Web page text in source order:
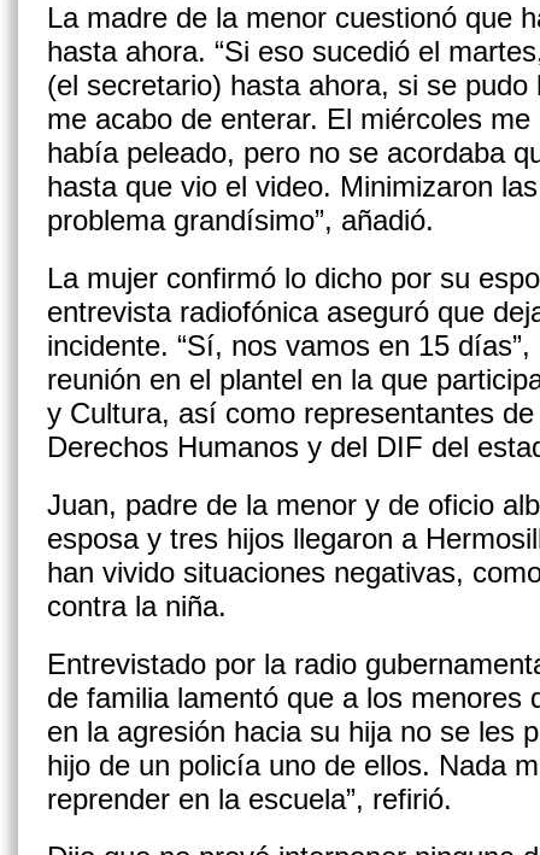
La madre de la menor cuestionó que
hasta ahora. “Si eso sucedió el
(el secretario) hasta ahora, si se
me acabo de enterar. El miércoles
había peleado, pero no se acordaba
hasta que vio el video. Minimizaron
problema grandísimo”, añadió.
La mujer confirmó lo dicho por su
entrevista radiofónica aseguró que
incidente. “Sí, nos vamos en 15
reunión en el plantel en la que
y Cultura, así como representantes
Derechos Humanos y del DIF del
Juan, padre de la menor y de oficio
esposa y tres hijos llegaron a
han vivido situaciones negativas,
contra la niña.
Entrevistado por la radio
de familia lamentó que a los menores
en la agresión hacia su hija no se les
hijo de un policía uno de ellos. Nada
reprender en la escuela”, refirió.